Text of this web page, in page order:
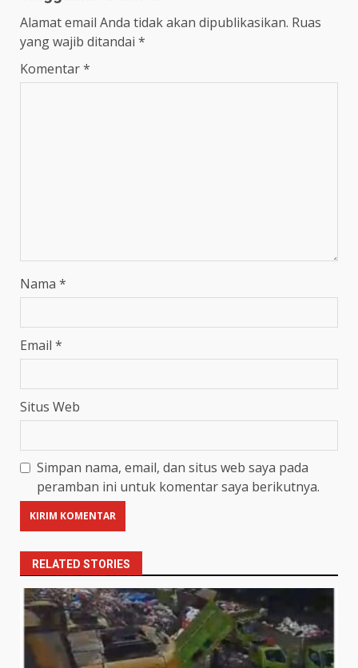
Alamat email Anda tidak akan dipublikasikan. Ruas
yang wajib ditandai *
Komentar*
Nama *
Email *
Situs Web
Simpan nama, email, dan situs web saya pada
peramban ini untuk komentar saya berikutnya.
RELATED STORIES